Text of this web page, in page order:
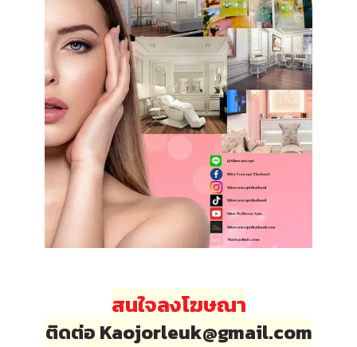
สนใจลงโฆษณา
ติดต่อ Kaojorleuk@gmail.com